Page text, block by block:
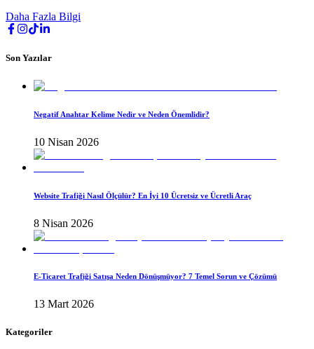
Daha Fazla Bilgi
Son Yazılar
Negatif Anahtar Kelime Nedir ve Neden Önemlidir?
10 Nisan 2026
Website Trafiği Nasıl Ölçülür? En İyi 10 Ücretsiz ve Ücretli Araç
8 Nisan 2026
E-Ticaret Trafiği Satışa Neden Dönüşmüyor? 7 Temel Sorun ve Çözümü
13 Mart 2026
Kategoriler